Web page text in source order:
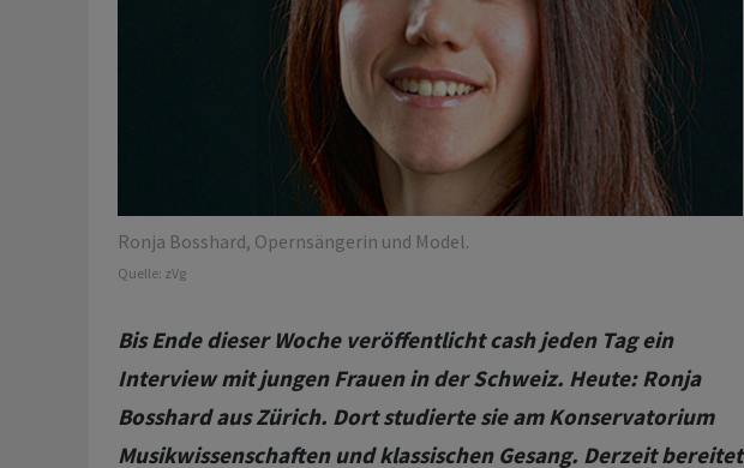
Ronja Bosshard, Opernsängerin und Model.
Quelle: zVg
Bis Ende dieser Woche veröffentlicht cash jeden Tag ein
Interview mit jungen Frauen in der Schweiz. Heute:Ronja
Bosshard aus Zürich. Dort studierte sie am Konservatorium
Musikwissenschaften und klassischen Gesang. Derzeit bereitet